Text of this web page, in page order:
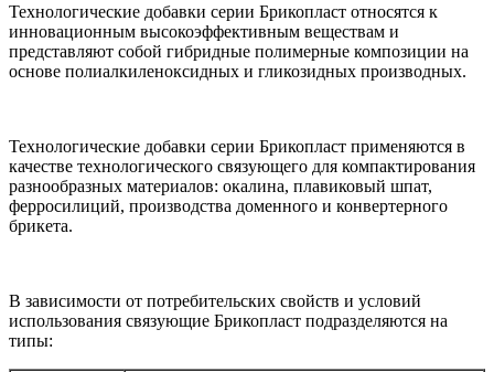
Технологические добавки серии Брикопласт относятся к
инновационным высокоэффективным веществам и
представляют собой гибридные полимерные композиции на
основе полиалкиленоксидных и гликозидных производных.
Технологические добавки серии Брикопласт применяются в
качестве технологического связующего для компактирования
разнообразных материалов: окалина, плавиковый шпат,
ферросилиций, производства доменного и конвертерного
брикета.
В зависимости от потребительских свойств и условий
использования связующие Брикопласт подразделяются на
типы: